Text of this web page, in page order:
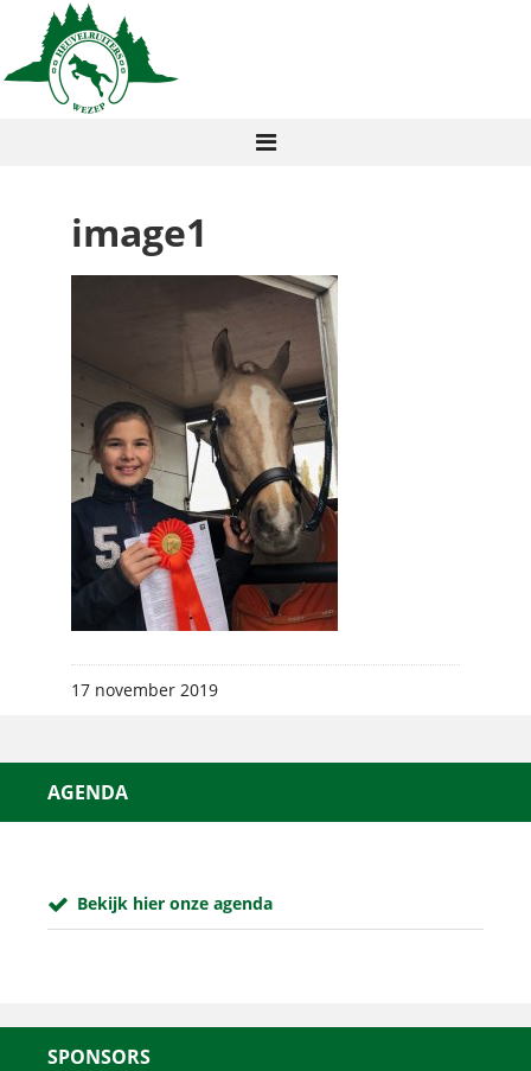
image1
17 november 2019
AGENDA
Bekijk hier onze agenda
SPONSORS